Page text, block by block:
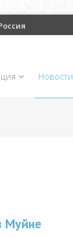
Новости
Муйне